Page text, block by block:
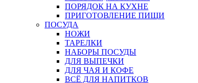
ПОРЯДОК НА КУХНЕ
ПРИГОТОВЛЕНИЕ ПИЩИ
ПОСУДА
НОЖИ
ТАРЕЛКИ
НАБОРЫ ПОСУДЫ
ДЛЯ ВЫПЕЧКИ
ДЛЯ ЧАЯ И КОФЕ
ВСЁ ДЛЯ НАПИТКОВ